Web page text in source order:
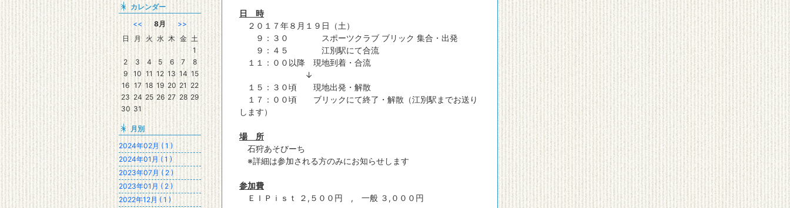
日 時
２０１７年８月１９日（土）
９：３０ スポーツクラブ ブリック 集合・出発
９：４５ 江別駅にて合流
１１：００以降 現地到着・合流
↓
１５：３０頃 現地出発・解散
１７：００頃 ブリックにて終了・解散（江別駅までお送り
します）
場 所
石狩あそびーち
※詳細は参加される方のみにお知らせします
参加費
ＥＩＰｉｓｔ ２,５００円 , 一般 ３,０００円
カレンダー
<<
8月
>>
日
月 火 水 木 金 土
1
2
3 4 5 6 7
8
9
10 11 12 13 14 15
16 17 18 19 20 21 22
23 24 25 26 27 28 29
30 31
月別
2024年02月 ( 1 )
2024年01月 ( 1 )
2023年07月 ( 2 )
2023年01月 ( 2 )
2022年12月 ( 1 )